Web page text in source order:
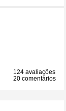
124 avaliações
20 comentários